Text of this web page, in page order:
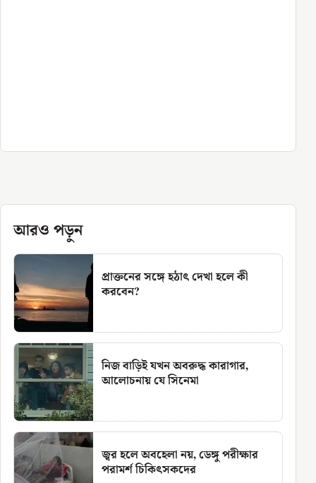
আরও পড়ুন
প্রাক্তনের সঙ্গে হঠাৎ দেখা হলে কী
করবেন?
নিজ বাড়িই যখন অবরুদ্ধ কারাগার,
আলোচনায় যে সিনেমা
জ্বর হলে অবহেলা নয়, ডেঙ্গু পরীক্ষার
পরামর্শ চিকিৎসকদের